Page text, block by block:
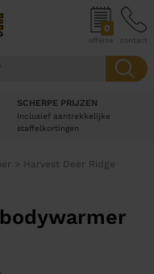
0
offerte contact
SCHERPE PRIJZEN
Inclusief aantrekkelijke
staffelkortingen
>
Harvest Deer Ridge